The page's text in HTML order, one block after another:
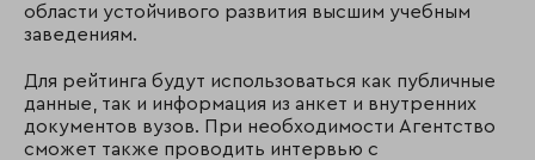
области устойчивого развития высшим учебным
заведениям.
Для рейтинга будут использоваться как публичные
данные, так и информация из анкет и внутренних
документов вузов. При необходимости Агентство
сможет также проводить интервью с